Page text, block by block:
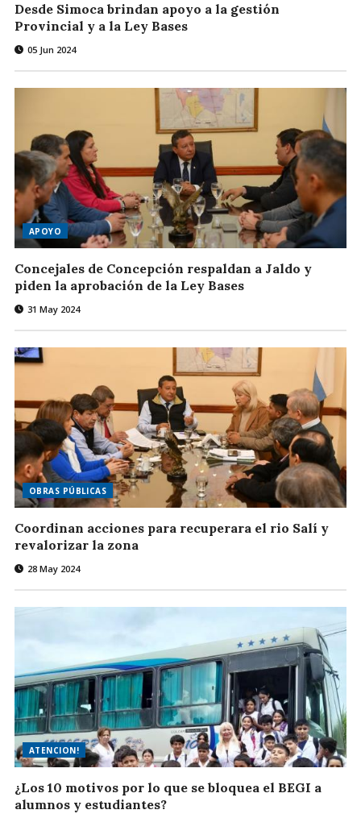
Desde Simoca brindan apoyo a la gestión
Provincial y a la Ley Bases
05 Jun 2024
APOYO
Concejales de Concepción respaldan a Jaldo y
piden la aprobación de la Ley Bases
31 May 2024
OBRAS PÚBLICAS
Coordinan acciones para recuperara el rio Salí y
revalorizar la zona
28 May 2024
ATENCION!
¿Los 10 motivos por lo que se bloquea el BEGI a
alumnos y estudiantes?